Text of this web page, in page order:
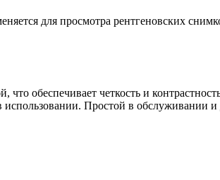
для просмотра рентгеновских
обеспечивает четкость и
Простой в обслуживании и